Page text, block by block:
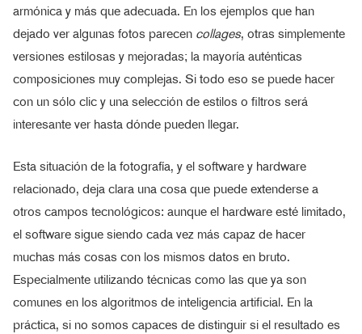
armónica y más que adecuada. En los ejemplos que han
dejado ver algunas fotos parecen collages, otras simplemente
versiones estilosas y mejoradas; la mayoría auténticas
composiciones muy complejas. Si todo eso se puede hacer
con un sólo clic y una selección de estilos o filtros será
interesante ver hasta dónde pueden llegar.
Esta situación de la fotografía, y el software y hardware
relacionado, deja clara una cosa que puede extenderse a
otros campos tecnológicos: aunque el hardware esté limitado,
el software sigue siendo cada vez más capaz de hacer
muchas más cosas con los mismos datos en bruto.
Especialmente utilizando técnicas como las que ya son
comunes en los algoritmos de inteligencia artificial. En la
práctica, si no somos capaces de distinguir si el resultado es